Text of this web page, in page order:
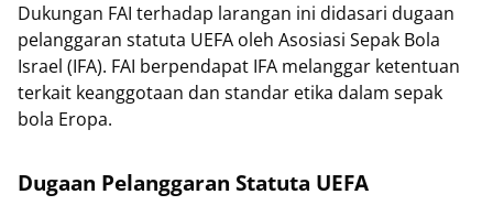
Dukungan FAI terhadap larangan ini didasari dugaan
pelanggaran statuta UEFA oleh Asosiasi Sepak Bola
Israel (IFA). FAI berpendapat IFA melanggar ketentuan
terkait keanggotaan dan standar etika dalam sepak
bola Eropa.
Dugaan Pelanggaran Statuta UEFA